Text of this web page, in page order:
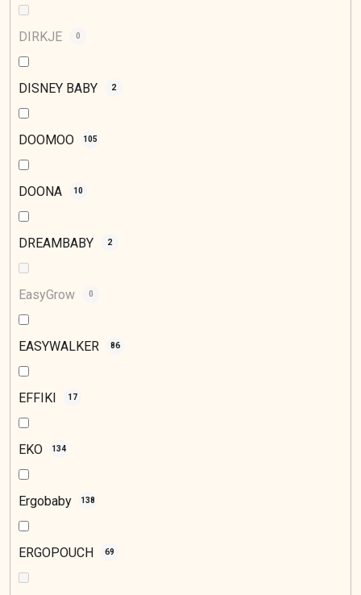
DIRKJE 0
DISNEY BABY 2
DOOMOO 105
DOONA 10
DREAMBABY 2
EasyGrow 0
EASYWALKER 86
EFFIKI 17
EKO 134
Ergobaby 138
ERGOPOUCH 69